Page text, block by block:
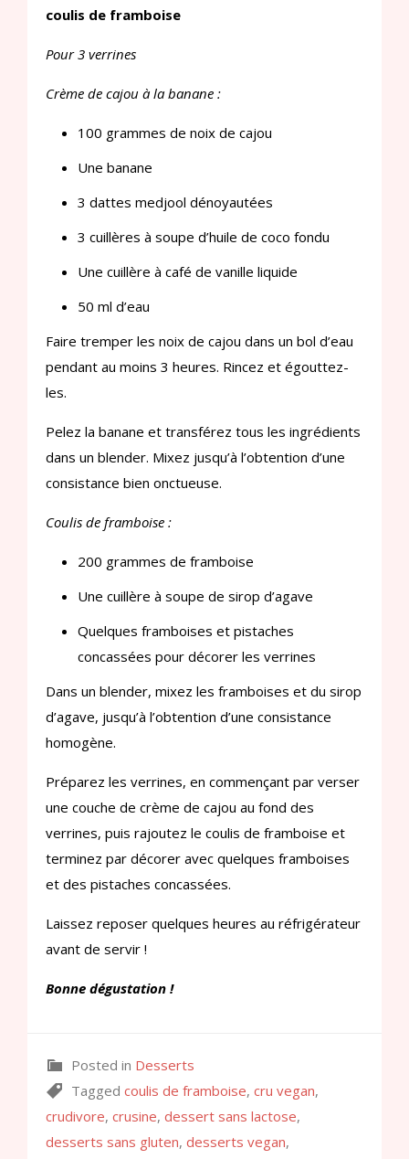
coulis de framboise
Pour 3 verrines
Crème de cajou à la banane :
100 grammes de noix de cajou
Une banane
3 dattes medjool dénoyautées
3 cuillères à soupe d’huile de coco fondu
Une cuillère à café de vanille liquide
50 ml d’eau
Faire tremper les noix de cajou dans un bol d’eau
pendant au moins 3 heures. Rincez et égouttez-
les.
Pelez la banane et transférez tous les ingrédients
dans un blender. Mixez jusqu’à l’obtention d’une
consistance bien onctueuse.
Coulis de framboise :
200 grammes de framboise
Une cuillère à soupe de sirop d’agave
Quelques framboises et pistaches
concassées pour décorer les verrines
Dans un blender, mixez les framboises et du sirop
d’agave, jusqu’à l’obtention d’une consistance
homogène.
Préparez les verrines, en commençant par verser
une couche de crème de cajou au fond des
verrines, puis rajoutez le coulis de framboise et
terminez par décorer avec quelques framboises
et des pistaches concassées.
Laissez reposer quelques heures au réfrigérateur
avant de servir !
Bonne dégustation !
Posted in Desserts
Tagged coulis de framboise, cru vegan,
crudivore, crusine, dessert sans lactose,
desserts sans gluten, desserts vegan,